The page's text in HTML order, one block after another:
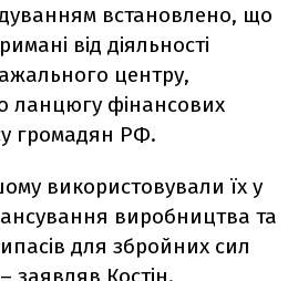
встановлено, що
від діяльності
центру,
ланцюгу фінансових
громадян РФ.
використовували їх у
виробництва та
для збройних сил
заявляв Костін.